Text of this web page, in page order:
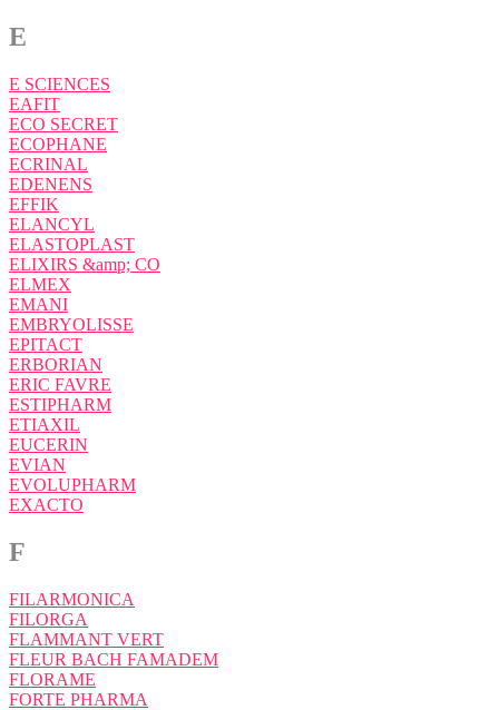
E
E SCIENCES
EAFIT
ECO SECRET
ECOPHANE
ECRINAL
EDENENS
EFFIK
ELANCYL
ELASTOPLAST
ELIXIRS &amp; CO
ELMEX
EMANI
EMBRYOLISSE
EPITACT
ERBORIAN
ERIC FAVRE
ESTIPHARM
ETIAXIL
EUCERIN
EVIAN
EVOLUPHARM
EXACTO
F
FILARMONICA
FILORGA
FLAMMANT VERT
FLEUR BACH FAMADEM
FLORAME
FORTE PHARMA